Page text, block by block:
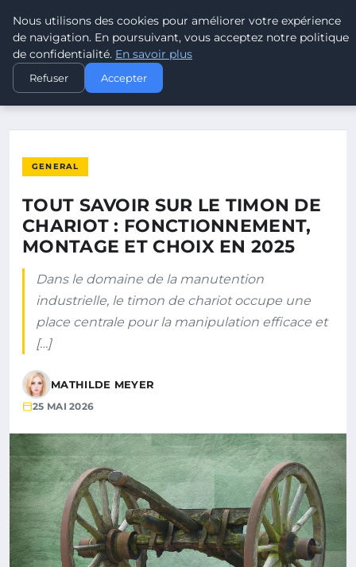
LEAD REVOLUTION
ACCUEIL
GENERAL
TOUT SAVOIR SUR LE TIMON DE CHARIOT : FONCTIONNEMENT…
GENERAL
TOUT SAVOIR SUR LE TIMON DE
CHARIOT : FONCTIONNEMENT,
MONTAGE ET CHOIX EN 2025
Dans le domaine de la manutention
industrielle, le timon de chariot occupe une
place centrale pour la manipulation efficace et
[…]
MATHILDE MEYER
25 MAI 2026
Nous utilisons des cookies pour améliorer votre expérience
de navigation. En poursuivant, vous acceptez notre politique
de confidentialité. En savoir plus
Refuser Accepter